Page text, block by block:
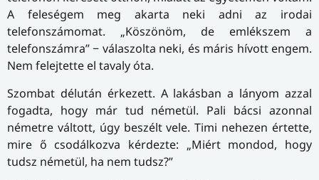
A feleségem meg akarta neki adni az irodai
telefonszámomat. „Köszönöm, de emlékszem a
telefonszámra” − válaszolta neki, és máris hívott engem.
Nem felejtette el tavaly óta.
Szombat délután érkezett. A lakásban a lányom azzal
fogadta, hogy már tud németül. Pali bácsi azonnal
németre váltott, úgy beszélt vele. Timi nehezen értette,
mire ő csodálkozva kérdezte: „Miért mondod, hogy
tudsz németül, ha nem tudsz?”